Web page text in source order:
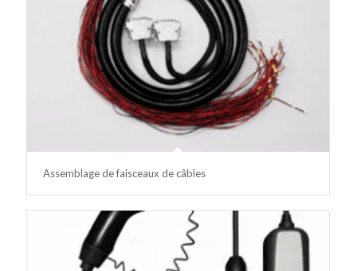
Assemblage de faisceaux de câbles